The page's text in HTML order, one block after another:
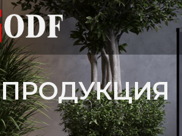
ПРОДУКЦИЯ